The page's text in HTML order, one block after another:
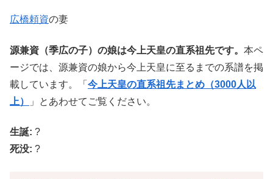
広橋頼資の妻
源兼資（季広の子）の娘は今上天皇の直系祖先です。 本ペ
ージでは、源兼資の娘から今上天皇に至るまでの系譜を掲
載しています。「 今上天皇の直系祖先まとめ（3000人以
上）
」とあわせてご覧ください。
生誕: ?
死没: ?